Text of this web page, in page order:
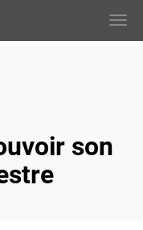
son